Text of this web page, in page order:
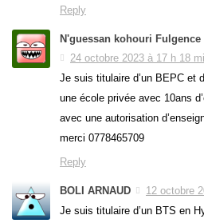
Reply
N'guessan kohouri Fulgence
24 octobre 2023 à 17 h 18
Je suis titulaire d’un BEPC et
une école privée avec 10ans
avec une autorisation
merci 0778465709
Reply
BOLI ARNAUD
12 octobre
Je suis titulaire d’un BTS en